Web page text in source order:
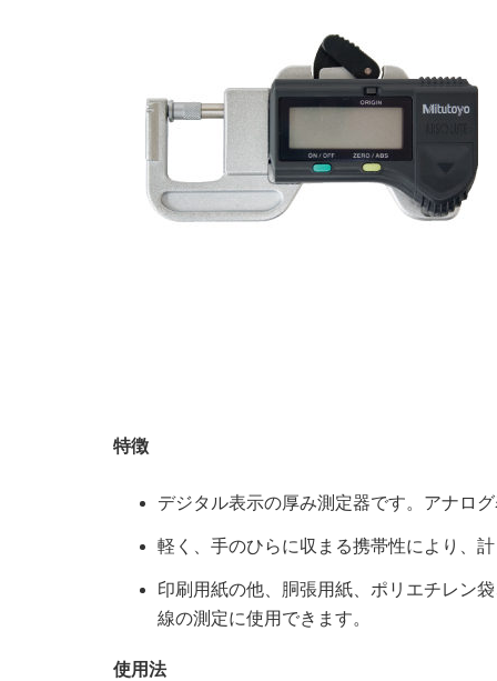
特徴
デジタル表示の厚み測定器です。アナロ
軽く、手のひらに収まる携帯性により、
印刷用紙の他、胴張用紙、ポリエチレン
線の測定に使用できます。
使用法